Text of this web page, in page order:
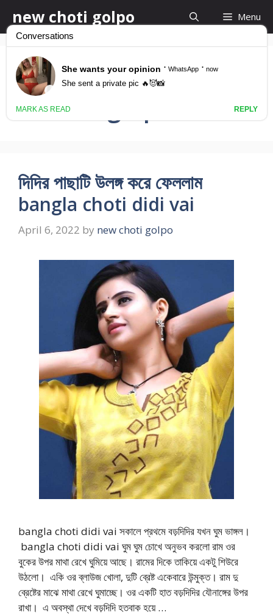
to
content
new choti golpo Menu
naika ma o chelar
chodar golpo
দিদির পাছাটি উলঙ্গ করে ফেললাম
bangla choti didi vai
April 6, 2022 by new choti golpo
bangla choti didi vai সকালে প্রথমে বড়দিদির যখন ঘুম ভাঙ্গল।
bangla choti didi vai ঘুম ঘুম চোখে অনুভব করলো রাম ওর
বুকের উপর মাথা রেখে ঘুমিয়ে আছে। রামের দিকে তাকিয়ে একটু শিউরে
উঠলো। একি ওর ব্লাউজ খোলা, দুটি ব্রেষ্ট একেবারে উন্মুক্ত। রাম দু
ব্রেষ্টের মাঝে মাথা রেখে ঘুমাচ্ছে। ওর একটি হাত বড়দিদির যৌনাঙ্গের উপর
রাখা। এ অবস্থা দেখে বড়দিদি হতবাক হয়ে …